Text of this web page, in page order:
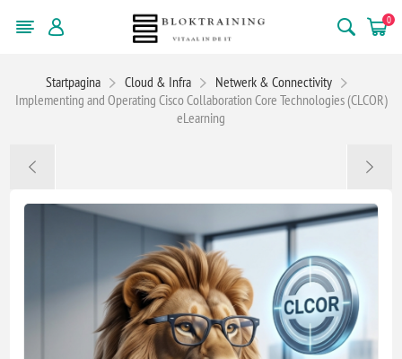
0
Startpagina Cloud & Infra
Netwerk & Connectivity
Implementing and Operating Cisco Collaboration Core Technologies (CLCOR)
eLearning